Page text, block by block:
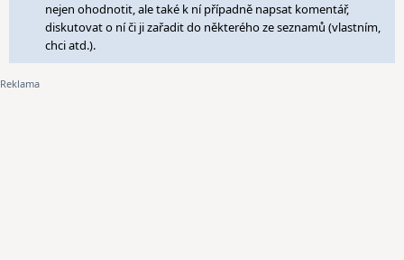
nejen ohodnotit, ale také k ní případně napsat komentář,
diskutovat o ní či ji zařadit do některého ze seznamů (vlastním,
chci atd.).